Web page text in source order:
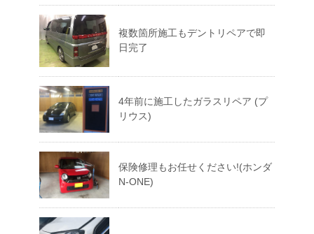
複数箇所施工もデントリペアで即
日完了
4年前に施工したガラスリペア (プ
リウス)
保険修理もお任せください!(ホンダ
N-ONE)